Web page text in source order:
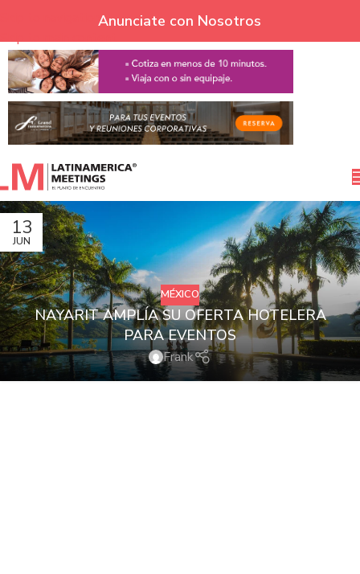
Skip to navigation
Skip to main content
Anunciate con Nosotros
13
JUN
MÉXICO
NAYARIT AMPLÍA SU OFERTA HOTELERA
PARA EVENTOS
Frank